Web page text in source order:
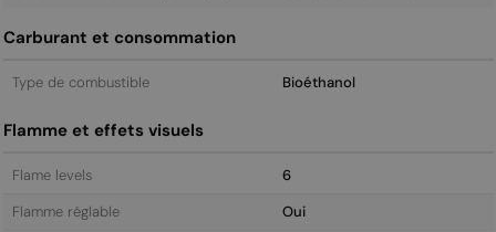
Carburant et consommation
Type de combustible Bioéthanol
Flamme et effets visuels
Flame levels
6
Flamme réglable
Oui